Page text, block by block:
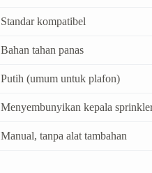
Standar kompatibel
Bahan tahan panas
Putih (umum untuk plafon)
Menyembunyikan kepala
Manual, tanpa alat tambahan